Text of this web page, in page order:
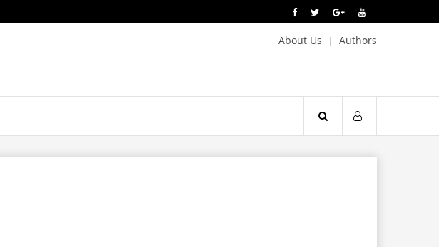
About Us Authors